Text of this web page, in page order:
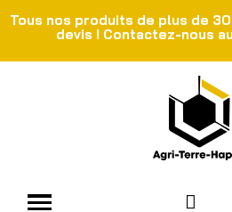
Tous nos produits de plus de
devis ! Contactez-nous au